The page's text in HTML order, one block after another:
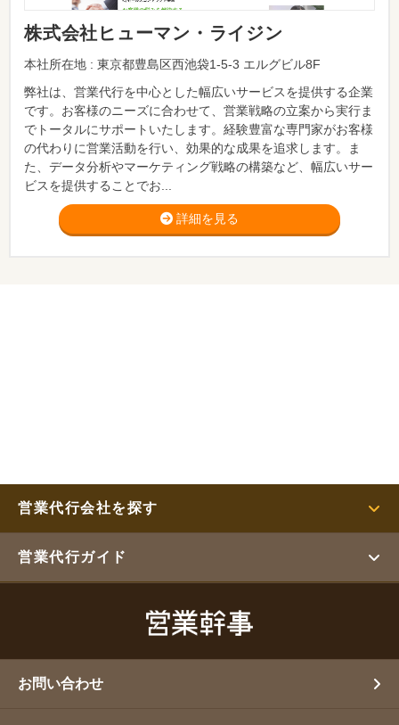
株式会社ヒューマン・ライジン
本社所在地 : 東京都豊島区西池袋1-5-3 エルグビル8F
弊社は、営業代行を中心とした幅広いサービスを提供する企業
です。お客様のニーズに合わせて、営業戦略の立案から実行ま
でトータルにサポートいたします。経験豊富な専門家がお客様
の代わりに営業活動を行い、効果的な成果を追求します。ま
た、データ分析やマーケティング戦略の構築など、幅広いサー
ビスを提供することでお...
詳細を見る
営業代行会社を探す
営業代行ガイド
お問い合わせ